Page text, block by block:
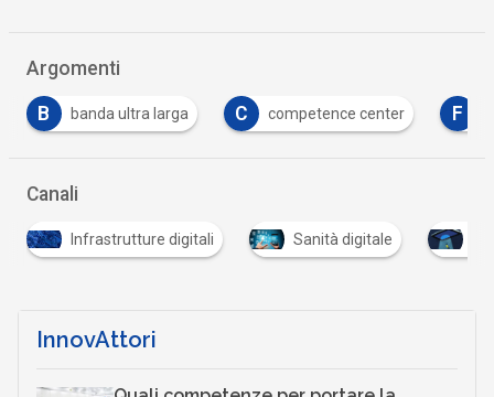
Argomenti
B banda ultra larga C competence center F
Canali
Infrastrutture digitali Sanità digitale
InnovAttori